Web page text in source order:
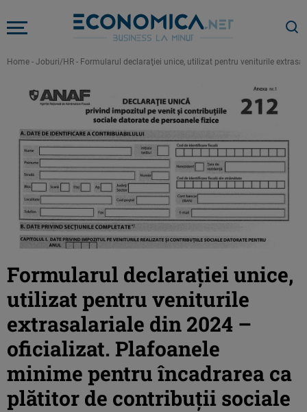
Home - Joburi/HR - Formularul declaraţiei unice, utilizat pentru veniturile
Formularul declaraţiei unice,
utilizat pentru veniturile
extrasalariale din 2024 –
oficializat. Plafoanele
minime pentru încadrarea ca
plătitor de contribuţii sociale